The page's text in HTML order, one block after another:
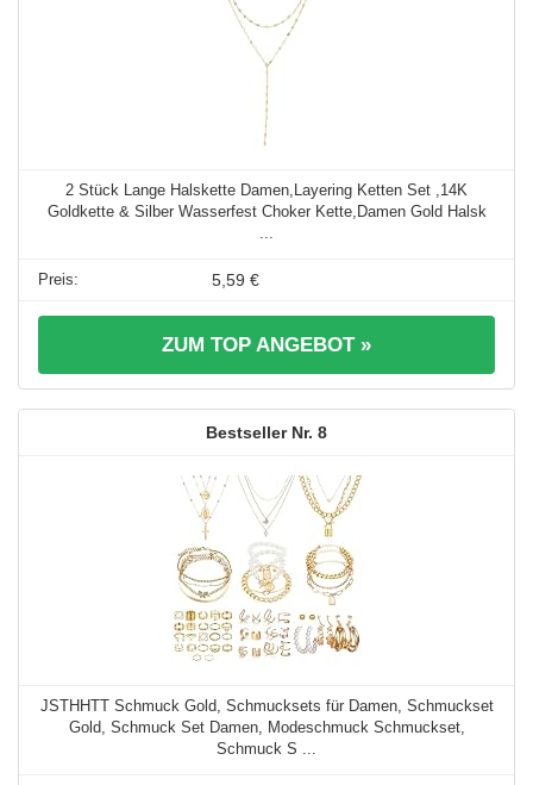
2 Stück Lange Halskette Damen,Layering Ketten Set ,14K
Goldkette & Silber Wasserfest Choker Kette,Damen Gold Halsk
...
5,59 €
ZUM TOP ANGEBOT »
8
JSTHHTT Schmuck Gold, Schmucksets für Damen, Schmuckset
Gold, Schmuck Set Damen, Modeschmuck Schmuckset,
Schmuck S ...